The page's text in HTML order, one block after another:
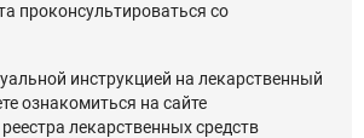
проконсультироваться со
инструкцией на лекарственный
ознакомиться на сайте
лекарственных средств